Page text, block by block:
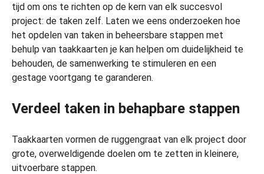
tijd om ons te richten op de kern van elk succesvol
project: de taken zelf. Laten we eens onderzoeken hoe
het opdelen van taken in beheersbare stappen met
behulp van taakkaarten je kan helpen om duidelijkheid te
behouden, de samenwerking te stimuleren en een
gestage voortgang te garanderen.
Verdeel taken in behapbare stappen
Taakkaarten vormen de ruggengraat van elk project door
grote, overweldigende doelen om te zetten in kleinere,
uitvoerbare stappen.